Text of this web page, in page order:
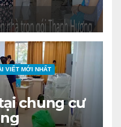
VIẾT MỚI NHẤT
chung cư